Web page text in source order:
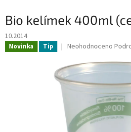
Bio kelímek 400ml
10.2014
Novinka Tip
Průměrné
produktu
je
0,0
hvězdiček.
Neohodnoceno